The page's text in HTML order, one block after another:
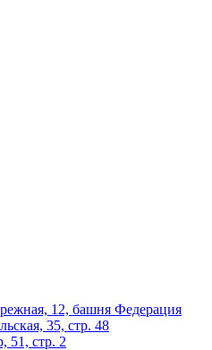
12, башня Федерация
35, стр. 48
51, стр. 2